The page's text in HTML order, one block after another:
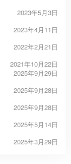
2023年5月3日
2023年4月11日
2022年2月21日
2021年10月22日
2025年9月29日
2025年9月28日
2025年9月28日
2025年5月14日
2025年3月29日